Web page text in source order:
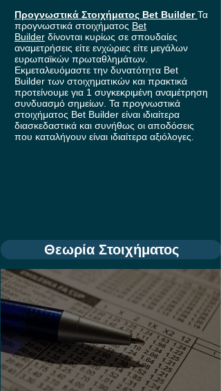
Προγνωστικά Στοιχήματος Bet BuilderΤα
προγνωστικά στοιχήματος Bet
Builder δίνονται κυρίως σε σπουδαίες
αναμετρήσεις είτε ενχώριες είτε μεγάλων
ευρωπαϊκών πρωταθλημάτων.
Εκμεταλευόμαστε την δυνατότητα Bet
Builder των στοιχηματικών και πρακτικά
προτείνουμε για 1 συγκεκριμένη αναμέτρηση
συνδυασμό σημείων. Τα προγνωστικά
στοιχήματος Bet Builder είναι ιδιαίτερα
διασκεδαστικά και συνήθως οι αποδόσεις
που καταλήγουν είναι ιδιαίτερα αξιόλογες.
Θεωρία Στοιχήματος